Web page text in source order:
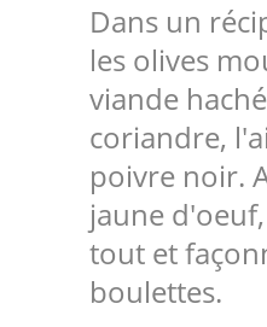
Dans un
les olives
viande
coriandre,
poivre noir.
jaune
tout et
boulettes.